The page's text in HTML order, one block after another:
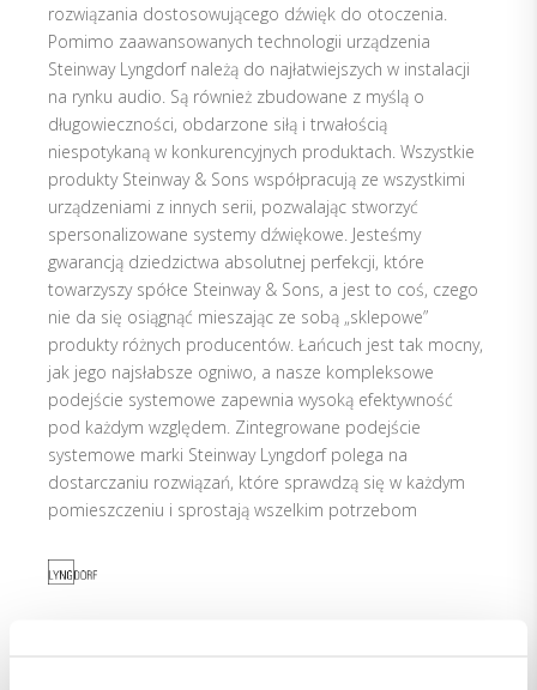
rozwiązania dostosowującego dźwięk do otoczenia.
Pomimo zaawansowanych technologii urządzenia
Steinway Lyngdorf należą do najłatwiejszych w instalacji
na rynku audio. Są również zbudowane z myślą o
długowieczności, obdarzone siłą i trwałością
niespotykaną w konkurencyjnych produktach. Wszystkie
produkty Steinway & Sons współpracują ze wszystkimi
urządzeniami z innych serii, pozwalając stworzyć
spersonalizowane systemy dźwiękowe. Jesteśmy
gwarancją dziedzictwa absolutnej perfekcji, które
towarzyszy spółce Steinway & Sons, a jest to coś, czego
nie da się osiągnąć mieszając ze sobą „sklepowe”
produkty różnych producentów. Łańcuch jest tak mocny,
jak jego najsłabsze ogniwo, a nasze kompleksowe
podejście systemowe zapewnia wysoką efektywność
pod każdym względem. Zintegrowane podejście
systemowe marki Steinway Lyngdorf polega na
dostarczaniu rozwiązań, które sprawdzą się w każdym
pomieszczeniu i sprostają wszelkim potrzebom